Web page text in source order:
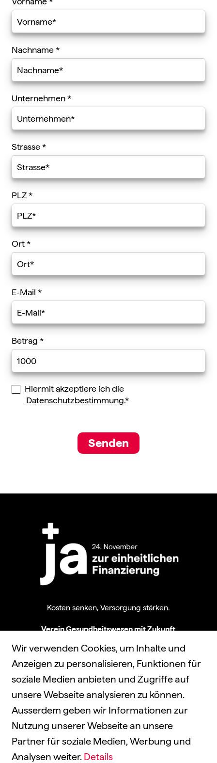
Nachname*
Unternehmen*
Strasse*
PLZ*
Ort*
E-Mail *
Betrag *
Hiermit akzeptiere ich die
Datenschutzbestimmung.*
Senden
Kosten senken, Versorgung stärken.
Verein Gesundheitswesen mit Zukunft
info@einheitliche-finanzierung.ch
Datenschutz
Wir verwenden Cookies, um Inhalte und
Anzeigen zu personalisieren, Funktionen für
soziale Medien anbieten und Zugriffe auf
unsere Webseite analysieren zu können.
Ausserdem geben wir Informationen zur
Nutzung unserer Webseite an unsere
Partner für soziale Medien, Werbung und
Analysen weiter. Details